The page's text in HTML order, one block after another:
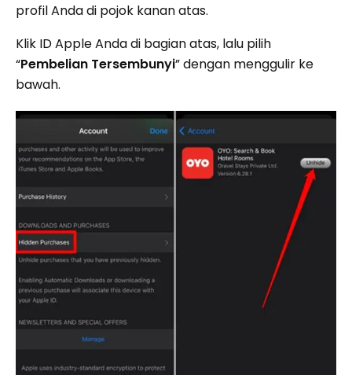
profil Anda di pojok kanan atas.
Klik ID Apple Anda di bagian atas, lalu pilih
“Pembelian Tersembunyi” dengan menggulir ke
bawah.